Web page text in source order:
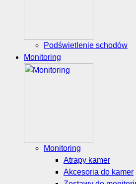
Podświetlenie schodów
Monitoring
Monitoring
Atrapy kamer
Akcesoria do kamer